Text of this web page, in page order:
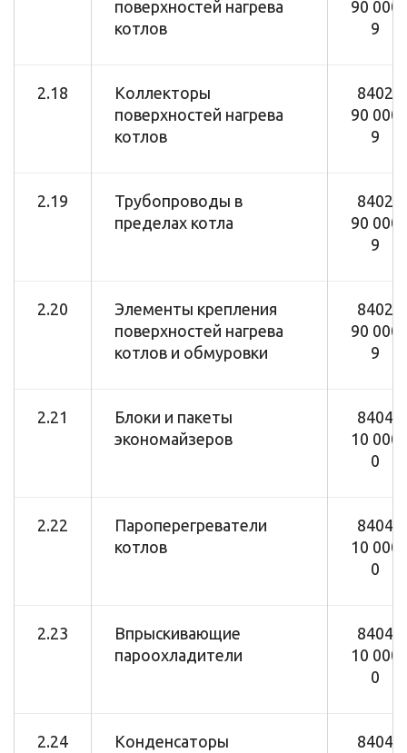
поверхностей нагрева
котлов
90 000
9
2.18
Коллекторы
поверхностей нагрева
котлов
8402
90 000
9
2.19
Трубопроводы в
пределах котла
8402
90 000
9
2.20
Элементы крепления
поверхностей нагрева
котлов и обмуровки
8402
90 000
9
2.21
Блоки и пакеты
экономайзеров
8404
10 000
0
2.22
Пароперегреватели
котлов
8404
10 000
0
2.23
Впрыскивающие
пароохладители
8404
10 000
0
2.24 Конденсаторы
8404